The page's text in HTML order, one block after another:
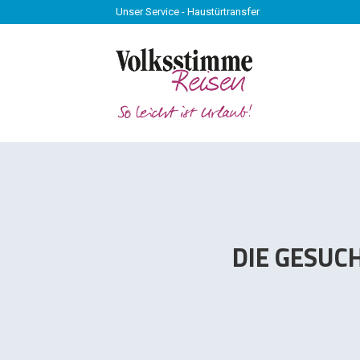
Unser Service - Haustürtransfer
Unser Service - Haustürtransfer
DIE